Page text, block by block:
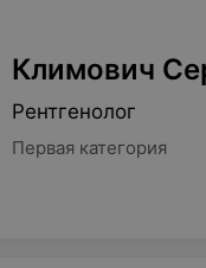
Климович
Рентгенолог
Первая категория